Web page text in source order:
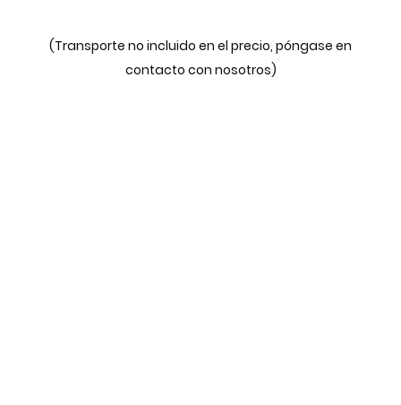
(Transporte no incluido en el precio, póngase en
contacto con nosotros)